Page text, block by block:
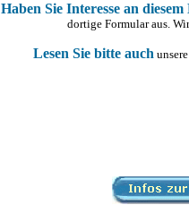
Haben Sie Interesse an
dortige Formular aus.
Lesen Sie bitte auch